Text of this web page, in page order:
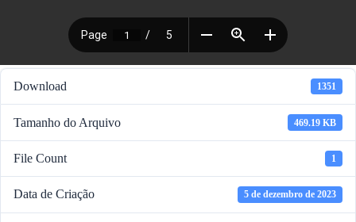
Download 1351
Tamanho do Arquivo 469.19 KB
File Count 1
Data de Criação 5 de dezembro de 2023